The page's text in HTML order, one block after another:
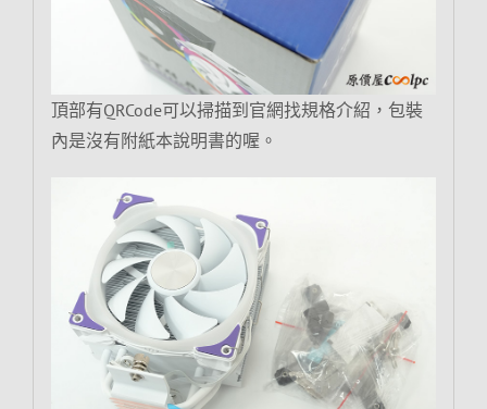
頂部有QRCode可以掃描到官網找規格介紹，包裝
內是沒有附紙本說明書的喔。